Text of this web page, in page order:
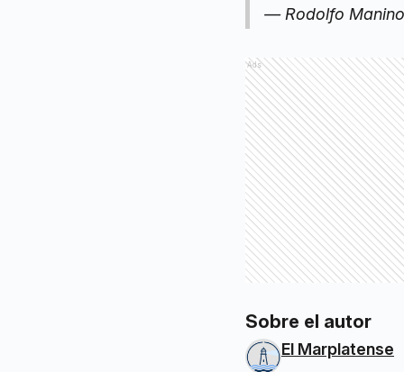
— Rodolfo
Ads
Sobre el autor
El Marplatense